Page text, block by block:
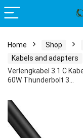
Home Shop
Kabels and adapters
Verlengkabel 3.1 C
60W Thunderbolt 3…